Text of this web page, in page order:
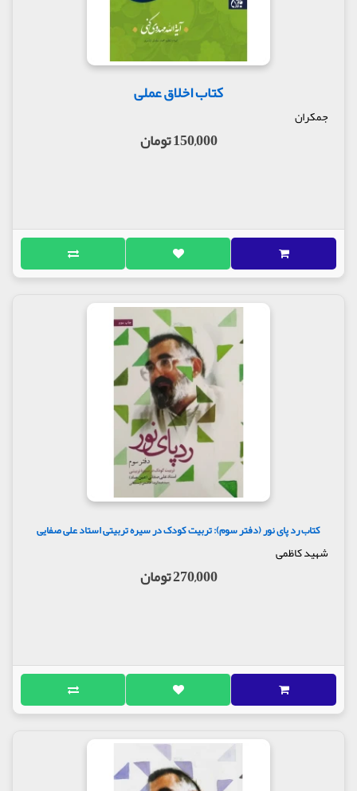
کتاب اخلاق عملی
جمکران
150,000 تومان
کتاب رد پای نور (دفتر سوم): تربیت کودک در سیره تربیتی استاد علی صفایی
شهید کاظمی
270,000 تومان